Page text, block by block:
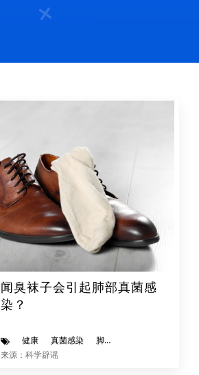
闻臭袜子会引起肺部真菌感
染？
健康 真菌感染 脚气
来源：科学辟谣